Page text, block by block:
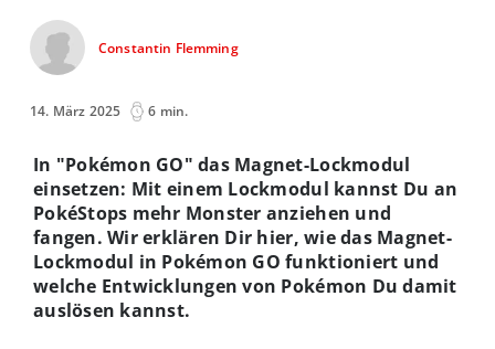
Constantin Flemming
14. März 2025 6 min.
In "Pokémon GO" das Magnet-Lockmodul
einsetzen: Mit einem Lockmodul kannst Du an
PokéStops mehr Monster anziehen und
fangen. Wir erklären Dir hier, wie das Magnet-
Lockmodul in Pokémon GO funktioniert und
welche Entwicklungen von Pokémon Du damit
auslösen kannst.